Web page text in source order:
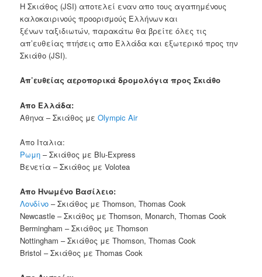
Η Σκιάθος (JSI) αποτελεί εναν απο τους αγαπημένους
καλοκαιρινούς προορισμούς Ελλήνων και
ξένων ταξιδιωτών, παρακάτω θα βρείτε όλες τις
απ’ευθείας πτήσεις απο Ελλάδα και εξωτερικό προς την
Σκιάθο (JSI).
Απ’ευθείας αεροπορικά δρομολόγια προς Σκιάθο
Απο Ελλάδα:
Αθηνα – Σκιάθος μεOlympic Air
Απο Ιταλια:
Ρωμη– Σκιάθος με Blu-Express
Βενετία – Σκιάθος με Volotea
Απο Ηνωμένο Βασίλειο:
Λονδίνο– Σκιάθος με Thomson, Thomas Cook
Newcastle – Σκιάθος με Thomson, Monarch, Thomas Cook
Bermingham – Σκιάθος με Thomson
Nottingham – Σκιάθος με Thomson, Thomas Cook
Bristol – Σκιάθος με Thomas Cook